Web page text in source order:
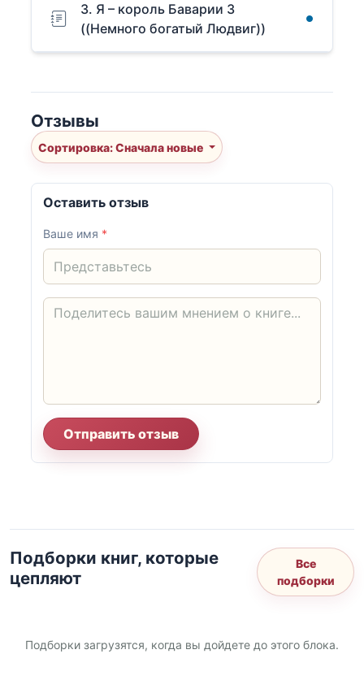
3. Я – король Баварии 3
((Немного богатый Людвиг))
Отзывы
Сортировка: Сначала новые
Оставить отзыв
Ваше имя *
Отправить отзыв
Подборки книг, которые
цепляют
Все
подборки
Подборки загрузятся, когда вы дойдете до этого блока.